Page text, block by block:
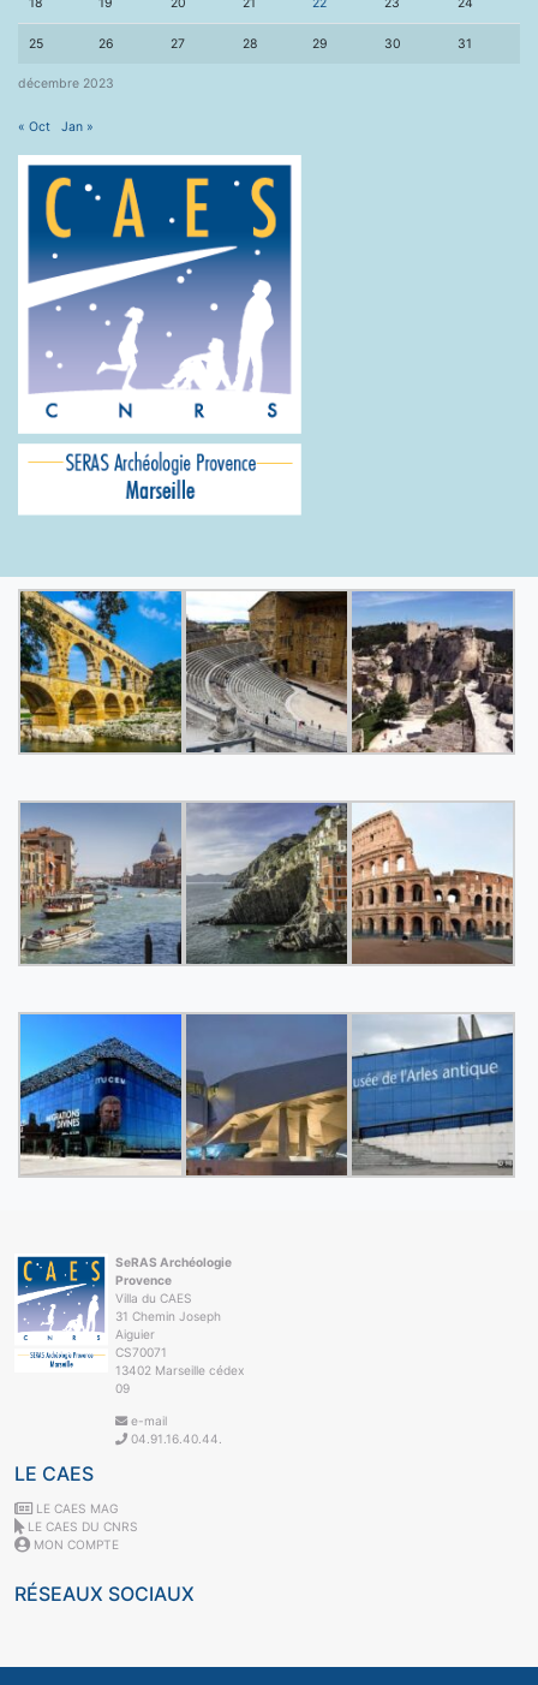
décembre 2023
18 19 20 21 22 23 24
25 26 27 28 29 30 31
« Oct Jan »
SeRAS Archéologie
Provence
Villa du CAES
31 Chemin Joseph
Aiguier
CS70071
13402 Marseille cédex
09
e-mail
04.91.16.40.44.
LE CAES
LE CAES MAG
LE CAES DU CNRS
MON COMPTE
RÉSEAUX SOCIAUX